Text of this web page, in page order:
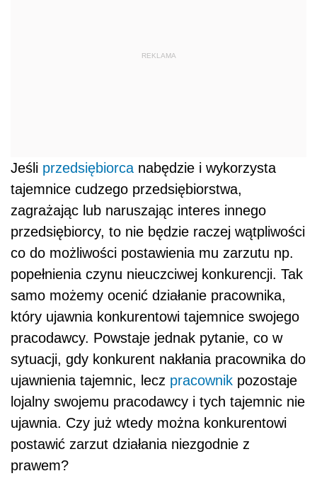
REKLAMA
Jeśli przedsiębiorca nabędzie i wykorzysta
tajemnice cudzego przedsiębiorstwa,
zagrażając lub naruszając interes innego
przedsiębiorcy, to nie będzie raczej wątpliwości
co do możliwości postawienia mu zarzutu np.
popełnienia czynu nieuczciwej konkurencji. Tak
samo możemy ocenić działanie pracownika,
który ujawnia konkurentowi tajemnice swojego
pracodawcy. Powstaje jednak pytanie, co w
sytuacji, gdy konkurent nakłania pracownika do
ujawnienia tajemnic, lecz pracownik pozostaje
lojalny swojemu pracodawcy i tych tajemnic nie
ujawnia. Czy już wtedy można konkurentowi
postawić zarzut działania niezgodnie z
prawem?